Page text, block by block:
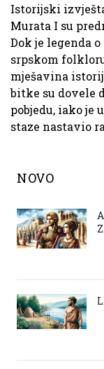
Istorijski
Murata I su
Dok je legenda
srpskom
mješavina
bitke su dovele
pobjedu, iako je
staze nastavio
NOVO